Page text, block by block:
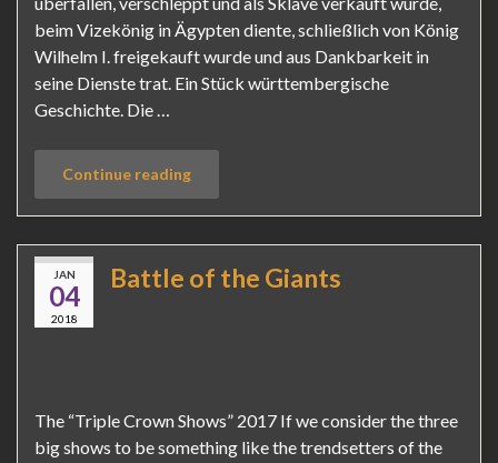
beim Vizekönig in Ägypten diente, schließlich von König
Wilhelm I. freigekauft wurde und aus Dankbarkeit in
seine Dienste trat. Ein Stück württembergische
Geschichte. Die …
Continue reading
JAN
04
2018
Battle of the Giants
The “Triple Crown Shows” 2017 If we consider the three
big shows to be something like the trendsetters of the